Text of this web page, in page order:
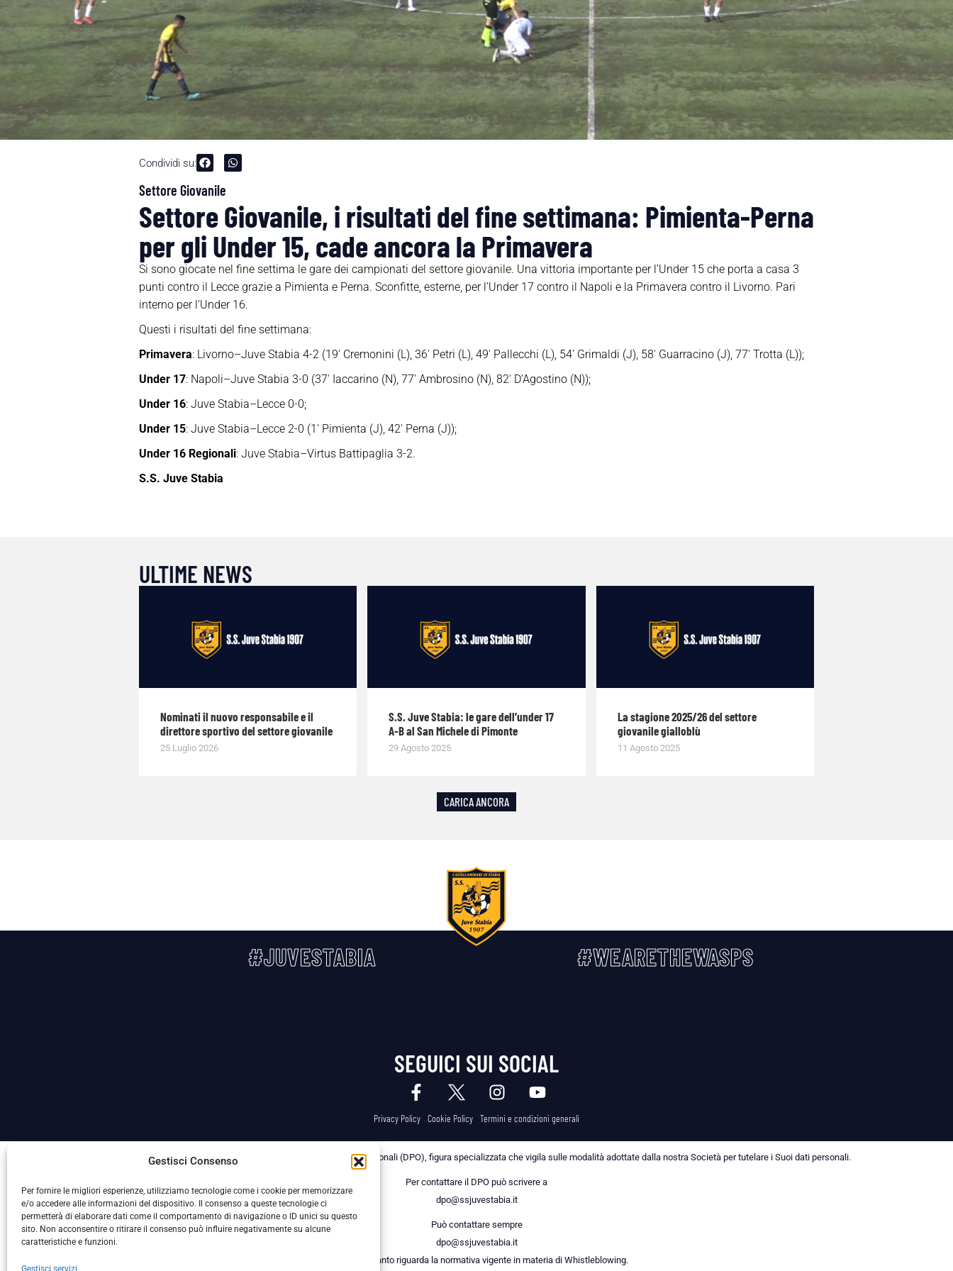
Gestisci Consenso
Per fornire le migliori esperienze, utilizziamo tecnologie come i cookie per memorizzare
e/o accedere alle informazioni del dispositivo. Il consenso a queste tecnologie ci
permetterà di elaborare dati come il comportamento di navigazione o ID unici su questo
sito. Non acconsentire o ritirare il consenso può influire negativamente su alcune
caratteristiche e funzioni.
Gestisci servizi
Condividi su:
Settore Giovanile
Settore Giovanile, i risultati del fine settimana: Pimienta-Perna
per gli Under 15, cade ancora la Primavera
Si sono giocate nel fine settima le gare dei campionati del settore giovanile. Una vittoria importante per l’Under 15 che porta a casa 3
punti contro il Lecce grazie a Pimienta e Perna. Sconfitte, esterne, per l’Under 17 contro il Napoli e la Primavera contro il Livorno. Pari
interno per l’Under 16.
Questi i risultati del fine settimana:
Primavera: Livorno–Juve Stabia 4-2 (19′ Cremonini (L), 36′ Petri (L), 49′ Pallecchi (L), 54′ Grimaldi (J), 58′ Guarracino (J), 77′ Trotta (L));
Under 17: Napoli–Juve Stabia 3-0 (37′ Iaccarino (N), 77′ Ambrosino (N), 82′ D’Agostino (N));
Under 16: Juve Stabia–Lecce 0-0;
Under 15: Juve Stabia–Lecce 2-0 (1′ Pimienta (J), 42′ Perna (J));
Under 16 Regionali: Juve Stabia–Virtus Battipaglia 3-2.
S.S. Juve Stabia
ULTIME NEWS
Nominati il nuovo responsabile e il
direttore sportivo del settore giovanile
25 Luglio 2026
S.S. Juve Stabia: le gare dell’under 17
A-B al San Michele di Pimonte
29 Agosto 2025
La stagione 2025/26 del settore
giovanile gialloblù
11 Agosto 2025
CARICA ANCORA
#JUVESTABIA #WEARETHEWASPS
SEGUICI SUI SOCIAL
Privacy Policy Cookie Policy Termini e condizioni generali
La Società ha nominato il Responsabile della Protezione dei Dati Personali (DPO), figura specializzata che vigila sulle modalità adottate dalla nostra Società per tutelare i Suoi dati personali.
Per contattare il DPO può scrivere a
dpo@ssjuvestabia.it
Può contattare sempre
dpo@ssjuvestabia.it
anche per quanto riguarda la normativa vigente in materia di Whistleblowing.